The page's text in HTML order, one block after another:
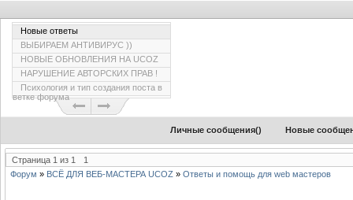
Новые ответы
ВЫБИРАЕМ АНТИВИРУС ))
НОВЫЕ ОБНОВЛЕНИЯ НА UCOZ
НАРУШЕНИЕ АВТОРСКИХ ПРАВ !
Психология и тип создания поста в
ветке форума
Личные сообщения() Новые
Страница 1 из 1
1
Форум » ВСЁ ДЛЯ ВЕБ-МАСТЕРА UCOZ » Ответы и помощь для web мастеров